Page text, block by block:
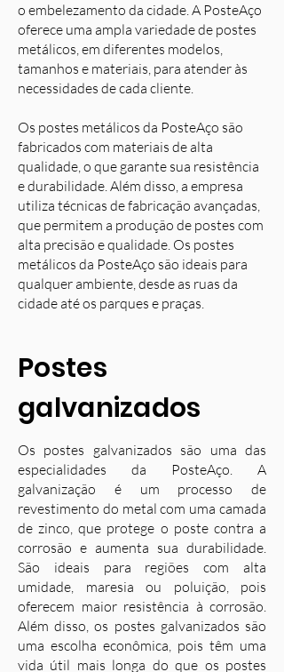
o embelezamento da cidade. A PosteAço
oferece uma ampla variedade de postes
metálicos, em diferentes modelos,
tamanhos e materiais, para atender às
necessidades de cada cliente.
Os postes metálicos da PosteAço são
fabricados com materiais de alta
qualidade, o que garante sua resistência
e durabilidade. Além disso, a empresa
utiliza técnicas de fabricação avançadas,
que permitem a produção de postes com
alta precisão e qualidade. Os postes
metálicos da PosteAço são ideais para
qualquer ambiente, desde as ruas da
cidade até os parques e praças.
Postes
galvanizados
Os postes galvanizados são uma das
especialidades da PosteAço. A
galvanização é um processo de
revestimento do metal com uma camada
de zinco, que protege o poste contra a
corrosão e aumenta sua durabilidade.
São ideais para regiões com alta
umidade, maresia ou poluição, pois
oferecem maior resistência à corrosão.
Além disso, os postes galvanizados são
uma escolha econômica, pois têm uma
vida útil mais longa do que os postes